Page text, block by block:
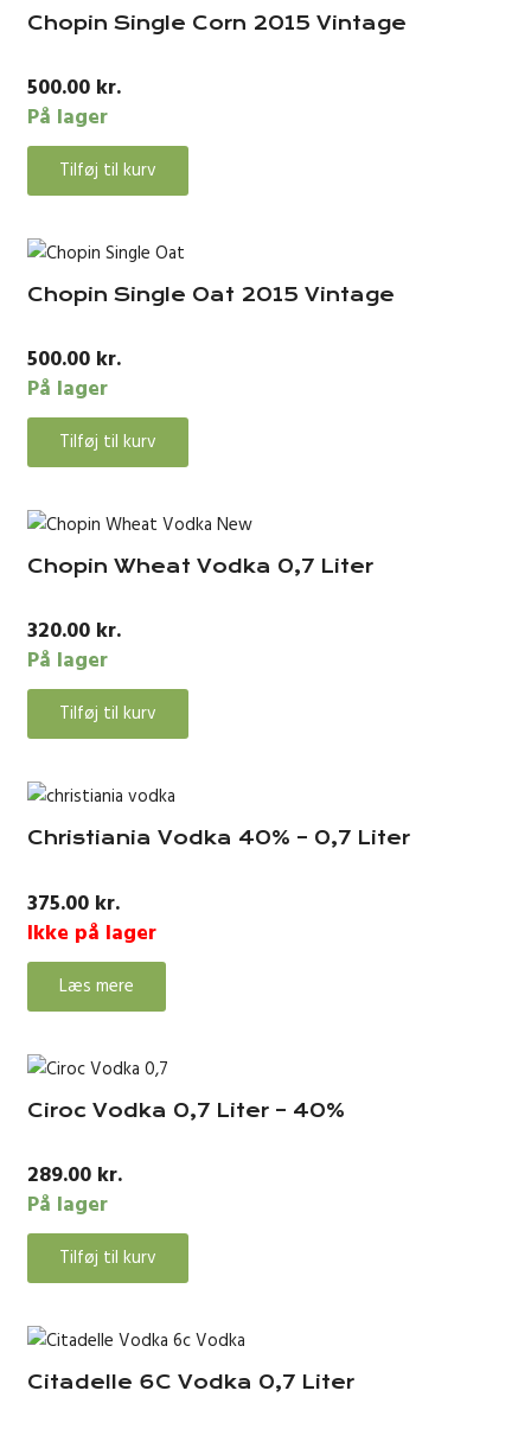
Chopin Single Corn 2015 Vintage
500.00 kr.
På lager
Tilføj til kurv
Chopin Single Oat 2015 Vintage
500.00 kr.
På lager
Tilføj til kurv
Chopin Wheat Vodka 0,7 Liter
320.00 kr.
På lager
Tilføj til kurv
Christiania Vodka 40% – 0,7 Liter
375.00 kr.
Ikke på lager
Læs mere
Ciroc Vodka 0,7 Liter – 40%
289.00 kr.
På lager
Tilføj til kurv
Citadelle 6C Vodka 0,7 Liter